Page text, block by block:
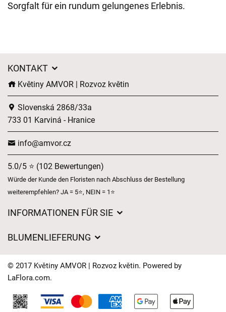
Sorgfalt für ein rundum gelungenes Erlebnis.
KONTAKT
Květiny AMVOR | Rozvoz květin
Slovenská 2868/33a
733 01 Karviná - Hranice
info@amvor.cz
5.0/5 ⭐ (102 Bewertungen)
Würde der Kunde den Floristen nach Abschluss der Bestellung
weiterempfehlen? JA = 5⭐, NEIN = 1⭐
INFORMATIONEN FÜR SIE
Lieferzeiten für Blumen – Übersicht der Möglichkeiten
BLUMENLIEFERUNG
Wohin wir Blumen liefern
Kontakt
© 2017 Květiny AMVOR | Rozvoz květin. Powered by
LaFlora.com.